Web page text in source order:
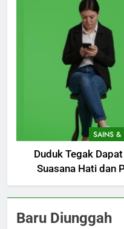
SAINS &
Duduk Tegak
Suasana Hati dan
Baru Diunggah